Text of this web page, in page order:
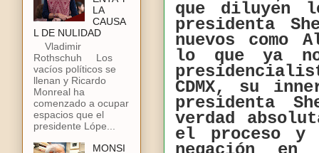
que diluyen
presidenta
nuevos como
lo que ya no
CDMX, su
presidenta
verdad
el proceso
LA
CAUSA
L DE NULIDAD
Vladimir
Rothschuh Los
vacíos políticos se
llenan y Ricardo
Monreal ha
comenzado a ocupar
espacios que el
presidente Lópe...
MONSI